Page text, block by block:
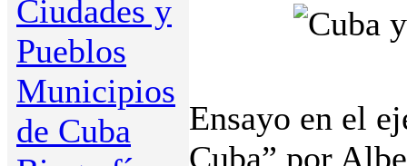
Ciudades y
Pueblos
Municipios
de Cuba
Ensayo en el
Cuba” por